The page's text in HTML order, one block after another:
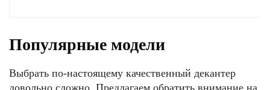
Популярные модели
Выбрать по-настоящему качественный декантер
довольно сложно. Предлагаем обратить внимание на